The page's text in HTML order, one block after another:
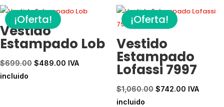
¡Oferta!
Vestido
Estampado Lob
$699.00 El
$489.00 El
IVA
incluido
¡Oferta!
Vestido
Estampado
Lofassi 7997
$1,060.00 El
$742.00ElIVA
incluido